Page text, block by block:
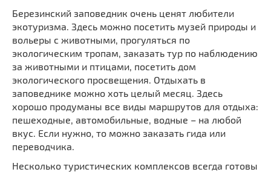
Березинский заповедник очень ценят любители
экотуризма. Здесь можно посетить музей природы и
вольеры с животными, прогуляться по
экологическим тропам, заказать тур по наблюдению
за животными и птицами, посетить дом
экологического просвещения. Отдыхать в
заповеднике можно хоть целый месяц. Здесь
хорошо продуманы все виды маршрутов для отдыха:
пешеходные, автомобильные, водные – на любой
вкус. Если нужно, то можно заказать гида или
переводчика.
Несколько туристических комплексов всегда готовы